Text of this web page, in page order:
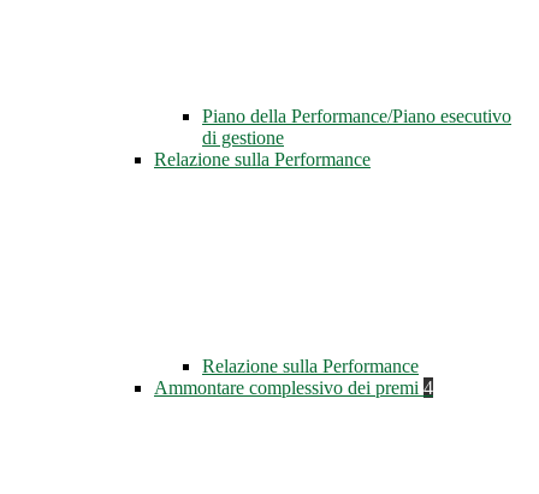
Piano della Performance/Piano esecutivo
di gestione
Relazione sulla Performance
Relazione sulla Performance
Ammontare complessivo dei premi 4